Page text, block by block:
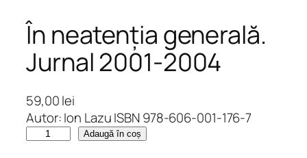
În neatenția generală.
Jurnal 2001-2004
59,00lei
Autor: Ion Lazu ISBN 978-606-001-176-7
Adaugă în coș